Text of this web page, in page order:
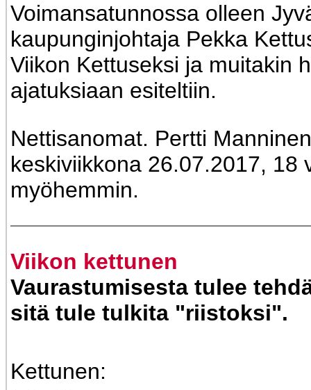
Voimansatunnossa olleen
kaupunginjohtaja Pekka
Viikon Kettuseksi ja muitakin
ajatuksiaan esiteltiin.
Nettisanomat. Pertti Manninen
keskiviikkona 26.07.2017, 18
myöhemmin.
Viikon kettunen
Vaurastumisesta tulee
sitä tule tulkita "riistoksi".
Kettunen: